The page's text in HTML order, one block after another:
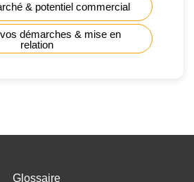
& potentiel commercial
démarches & mise en
relation
Glossaire